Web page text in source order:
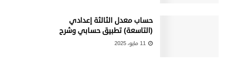
حساب معدل الثالثة إعدادي
(التاسعة) تطبيق حسابي وشرح